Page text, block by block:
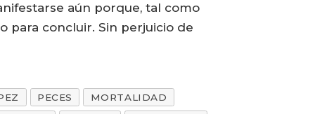
aún porque, tal como
para concluir. Sin perjuicio de
PECES
MORTALIDAD